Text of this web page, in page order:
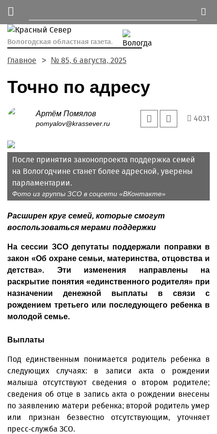
Вологодская областная газета.
Главное № 85, 6 августа, 2025
Точно по адресу
Артём Помялов
pomyalov@krassever.ru
4031
После принятия законопроекта поддержка семей
на Вологодчине станет более адресной, уверены
парламентарии.
Фото из группы ЗСО в соцсети «ВКонтакте»
Расширен круг семей, которые смогут
воспользоваться мерами поддержки
На сессии ЗСО депутаты поддержали поправки в
закон «Об охране семьи, материнства, отцовства и
детства». Эти изменения направлены на
раскрытие понятия «единственного родителя» при
назначении денежной выплаты в связи с
рождением третьего или последующего ребенка в
молодой семье.
Выплаты
Под единственным понимается родитель ребенка в
следующих случаях: в записи акта о рождении
малыша отсутствуют сведения о втором родителе;
сведения об отце в запись акта о рождении внесены
по заявлению матери ребенка; второй родитель умер
или признан безвестно отсутствующим, уточняет
пресс-служба ЗСО.